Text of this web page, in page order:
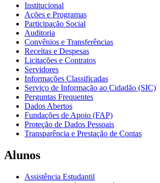
Institucional
Ações e Programas
Participação Social
Auditoria
Convênios e Transferências
Receitas e Despesas
Licitações e Contratos
Servidores
Informações Classificadas
Serviço de Informação ao Cidadão (SIC)
Perguntas Frequentes
Dados Abertos
Fundações de Apoio (FAP)
Proteção de Dados Pessoais
Transparência e Prestação de Contas
Alunos
Assistência Estudantil